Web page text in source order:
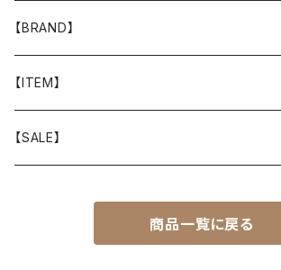
【BRAND】
山と道
T-SHIRT
迷迭香
【ITEM】
WEAR
【SALE】
商品一覧に戻る